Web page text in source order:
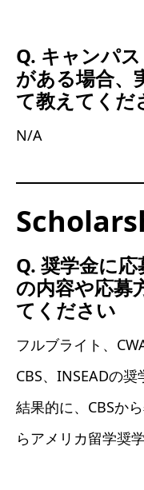
Q. キャンパ
がある場合、
て教えてくだ
N/A
Q. 奨学金に
の内容や応募
てください
フルブライト、
CBS、INSEADの奨
結果的に、CBSか
らアメリカ留学奨